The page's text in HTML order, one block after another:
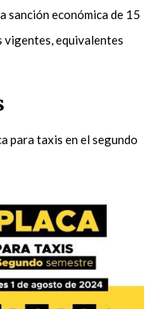
sanción económica de 15
vigentes, equivalentes
para taxis en el segundo